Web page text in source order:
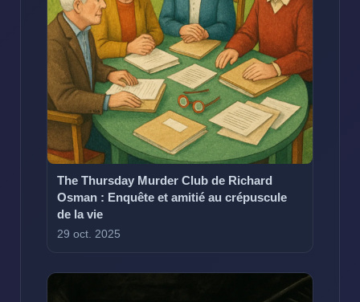
The Thursday Murder Club de Richard
Osman : Enquête et amitié au crépuscule
de la vie
29 oct. 2025